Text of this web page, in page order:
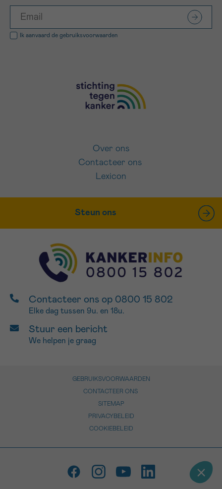
Ik aanvaard de gebruiksvoorwaarden
Over ons
Contacteer ons
Lexicon
Steun ons
Contacteer ons op 0800 15 802
Elke dag tussen 9u. en 18u.
Stuur een bericht
We helpen je graag
GEBRUIKSVOORWAARDEN
CONTACTEER ONS
SITEMAP
PRIVACYBELEID
COOKIEBELEID